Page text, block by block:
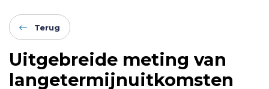
Terug
Uitgebreide meting van
langetermijnuitkomsten